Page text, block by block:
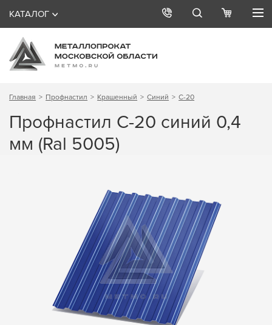
КАТАЛОГ
Главная Профнастил Крашенный Синий С-20
Профнастил С-20 синий 0,4
мм (Ral 5005)